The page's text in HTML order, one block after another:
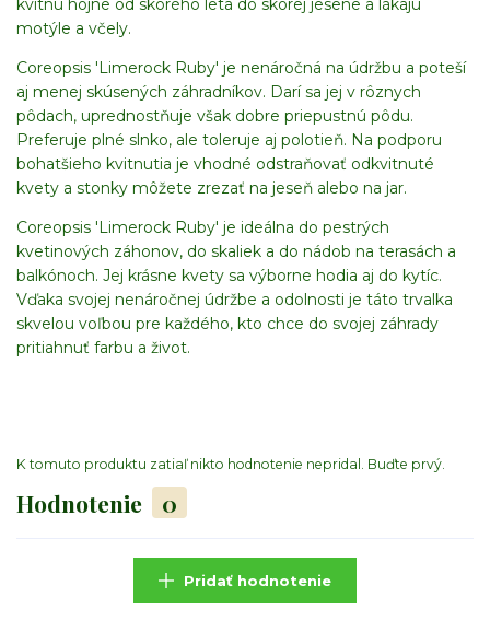
kvitnú hojne od skorého leta do skorej jesene a lákajú
motýle a včely.
Coreopsis 'Limerock Ruby' je nenáročná na údržbu a poteší
aj menej skúsených záhradníkov. Darí sa jej v rôznych
pôdach, uprednostňuje však dobre priepustnú pôdu.
Preferuje plné slnko, ale toleruje aj polotieň. Na podporu
bohatšieho kvitnutia je vhodné odstraňovať odkvitnuté
kvety a stonky môžete zrezať na jeseň alebo na jar.
Coreopsis 'Limerock Ruby' je ideálna do pestrých
kvetinových záhonov, do skaliek a do nádob na terasách a
balkónoch. Jej krásne kvety sa výborne hodia aj do kytíc.
Vďaka svojej nenáročnej údržbe a odolnosti je táto trvalka
skvelou voľbou pre každého, kto chce do svojej záhrady
pritiahnuť farbu a život.
Hodnotenie 0
K tomuto produktu zatiaľ nikto hodnotenie nepridal. Buďte prvý.
Pridať hodnotenie